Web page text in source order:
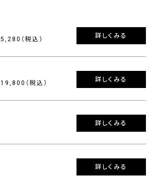
（税込）
詳しくみる
（税込）
詳しくみる
詳しくみる
詳しくみる